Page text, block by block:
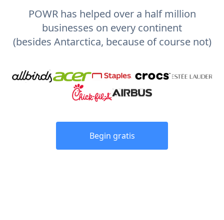
POWR has helped over a half million
businesses on every continent
(besides Antarctica, because of course not)
Begin gratis